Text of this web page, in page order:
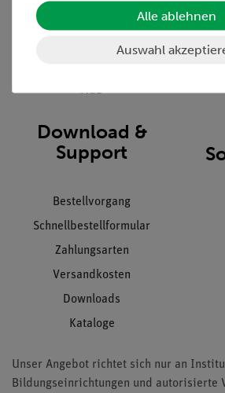
Hinweisgeberschutz
AGB
Download &
Support
Bestellvorgang
Schnellbestellformular
Zahlungsarten
Versandkosten
Downloads
Kataloge
Unser Angebot richtet sich nur an
Bildungseinrichtungen und autorisierte
Alle ablehnen
Auswahl